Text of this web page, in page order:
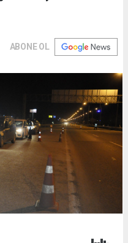
ABONE OL